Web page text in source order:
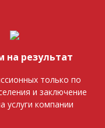
на результат
только по
и заключение
услуги компании